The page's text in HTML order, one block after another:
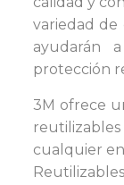
variedad de
ayudarán
protección
3M ofrece
reutilizables
cualquier